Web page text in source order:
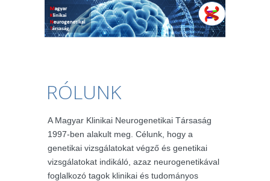
RÓLUNK
A Magyar Klinikai Neurogenetikai Társaság
1997-ben alakult meg. Célunk, hogy a
genetikai vizsgálatokat végző és genetikai
vizsgálatokat indikáló, azaz neurogenetikával
foglalkozó tagok klinikai és tudományos